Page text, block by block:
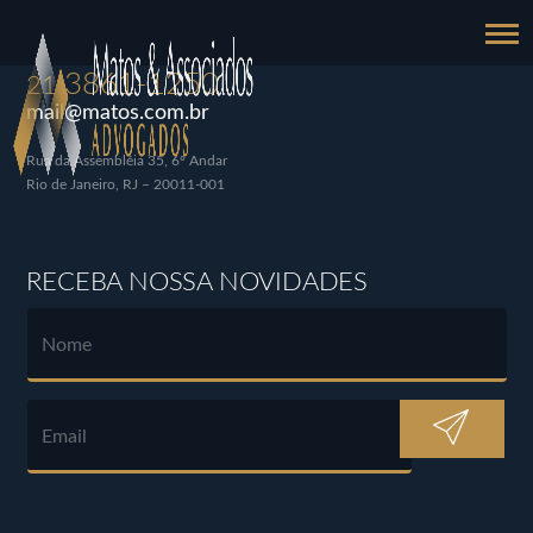
213861-1250
mail@matos.com.br
Rua da Assembléia 35, 6º Andar
Rio de Janeiro, RJ – 20011-001
RECEBA NOSSA NOVIDADES